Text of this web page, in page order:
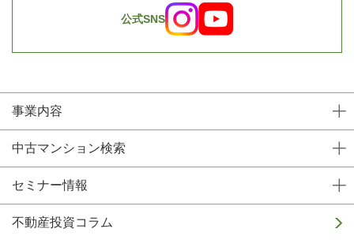
公式SNS
事業内容
中古マンション検索
セミナー情報
不動産投資コラム